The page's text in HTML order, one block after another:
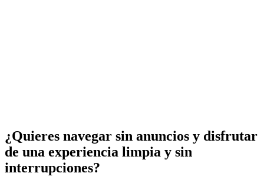
¿Quieres navegar sin anuncios y disfrutar
de una experiencia limpia y sin
interrupciones?